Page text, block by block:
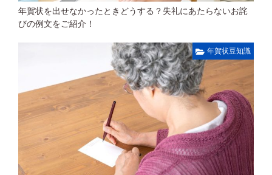
年賀状を出せなかったときどうする？失礼にあたらないお詫
びの例文をご紹介！
年賀状豆知識